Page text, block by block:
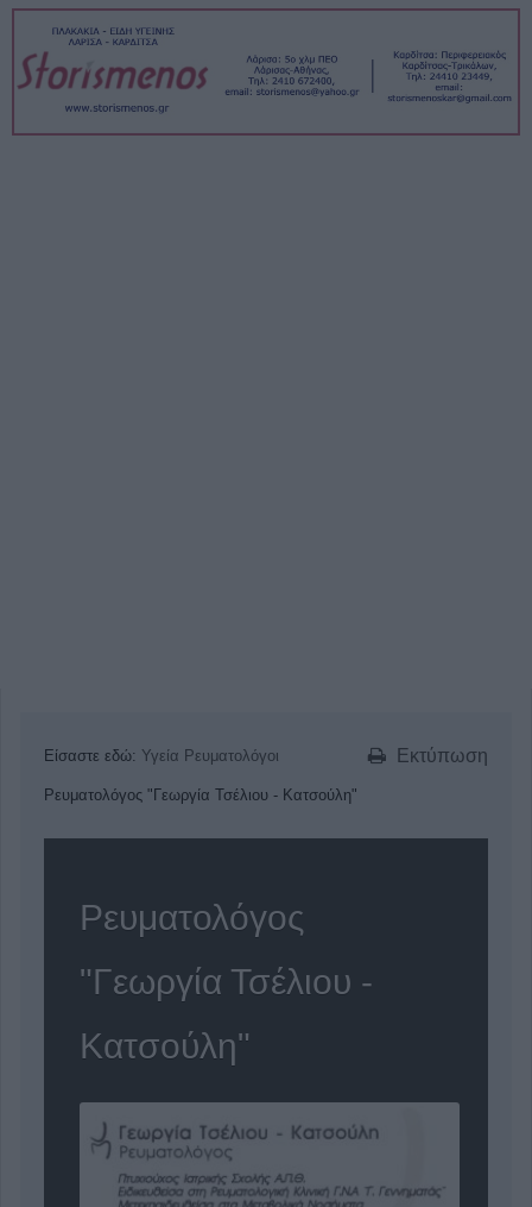
Εκτύπωση
Είσαστε εδώ: Υγεία Ρευματολόγοι
Ρευματολόγος "Γεωργία Τσέλιου - Κατσούλη"
Ρευματολόγος
"Γεωργία Τσέλιου -
Κατσούλη"